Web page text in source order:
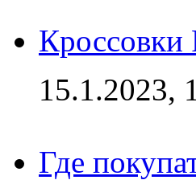
Кроссовки
15.1.2023,
Где